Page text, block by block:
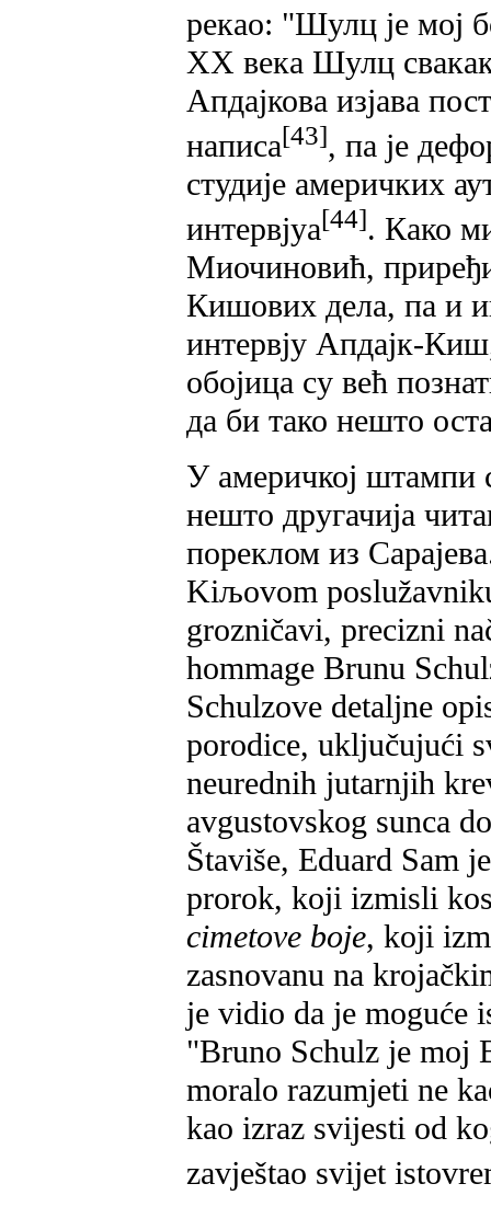
рекао: "Шулц је мој
XX века Шулц
Апдајкова изјава
написа[43], па је
студије америчких
интервјуа[44]. Како
Миочиновић,
Кишових дела, па и
интервју Апдајк-
обојица су већ
да би тако нешто
У америчкој штампи
нешто другачија
пореклом из
Kiљovom
grozničavi, precizni
hommage Brunu
Schulzove detaljne
porodice, uključujući
neurednih jutarnjih
avgustovskog sunca
Štaviše, Eduard Sam
prorok, koji izmisli
cimetove boje, koji
zasnovanu na
je vidio da je moguće
"Bruno Schulz je moj
moralo razumjeti ne
kao izraz svijesti od
zavještao svijet